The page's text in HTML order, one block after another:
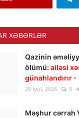
XƏBƏRLƏR
Qazinin
ölümü: ailəsi
günahlandırır -
20 İyul, 2026 0
Məşhur cərrah